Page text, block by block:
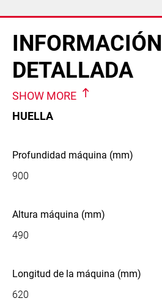
INFORMACIÓN
DETALLADA
SHOW MORE
HUELLA
Profundidad máquina (mm)
900
Altura máquina (mm)
490
Longitud de la máquina (mm)
620